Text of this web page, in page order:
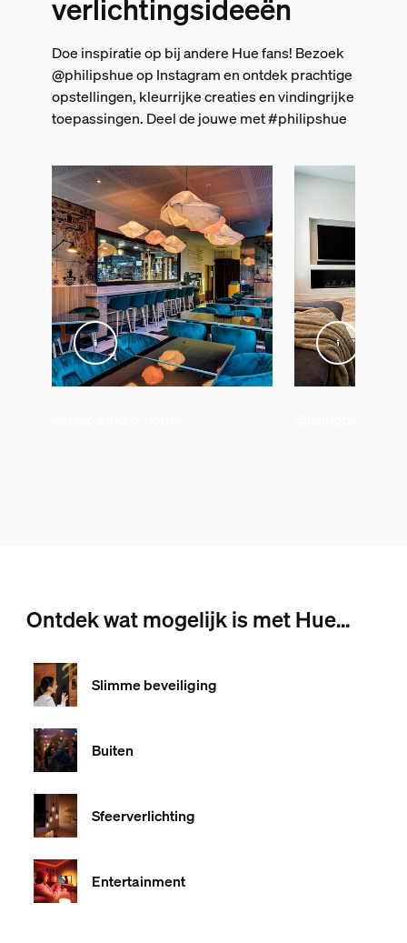
verlichtingsideeën
Doe inspiratie op bij andere Hue fans! Bezoek
@philipshue op Instagram en ontdek prachtige
opstellingen, kleurrijke creaties en vindingrijke
toepassingen. Deel de jouwe met #philipshue
Ontdek wat mogelijk is met Hue...
Slimme beveiliging
Buiten
Sfeerverlichting
Entertainment